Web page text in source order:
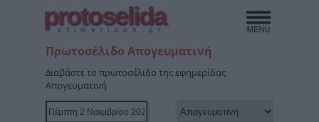
protoselida
efimeridon.gr
Πρωτοσέλιδο Απογευματινή
Διαβάστε το πρωτοσέλιδο της εφημερίδας
Απογευματινή